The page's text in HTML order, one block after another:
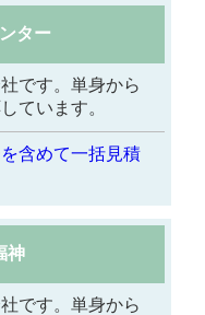
ター
です。単身から
ています。
含めて一括見積
神
です。単身から